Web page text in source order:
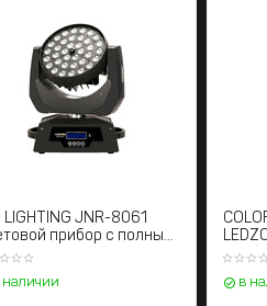
PR- LIGHTING JNR-8061
Световой прибор с полным
движением
в наличии